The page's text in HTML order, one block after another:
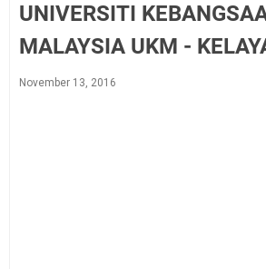
UNIVERSITI
MALAYSIA UKM -
November 13, 2016